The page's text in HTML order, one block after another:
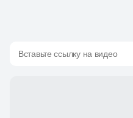
Вставьте ссылку на видео